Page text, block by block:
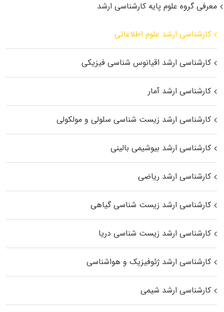
معرفی گروه علوم پایه کارشناسی ارشد
کارشناسی ارشد علوم اطلاعاتی
کارشناسی ارشد اقیانوس‌ شناسی فیزیکی
کارشناسی ارشد آمار
کارشناسی ارشد زیست شناسی سلولی و مولکولی
کارشناسی ارشد بیوشیمی بالینی
کارشناسی ارشد ریاضی
کارشناسی ارشد زیست‌ شناسی گیاهی
کارشناسی ارشد زیست‌ شناسی دریا
کارشناسی ارشد ژئوفیزیک و هواشناسی
کارشناسی ارشد شیمی